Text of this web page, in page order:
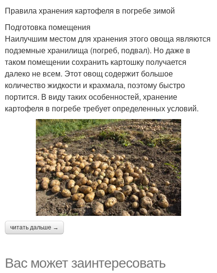
Правила хранения картофеля в погребе зимой
Подготовка помещения
Наилучшим местом для хранения этого овоща являются
подземные хранилища (погреб, подвал). Но даже в
таком помещении сохранить картошку получается
далеко не всем. Этот овощ содержит большое
количество жидкости и крахмала, поэтому быстро
портится. В виду таких особенностей, хранение
картофеля в погребе требует определенных условий.
читать дальше →
Вас может заинтересовать